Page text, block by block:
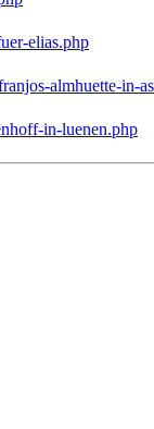
elias.php
almhuette-in-
in-luenen.php